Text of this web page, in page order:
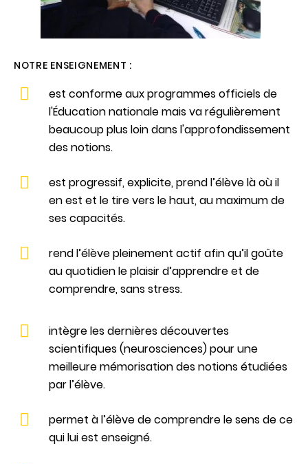
NOTRE ENSEIGNEMENT :
est conforme aux programmes officiels de
l'Éducation nationale mais va régulièrement
beaucoup plus loin dans l'approfondissement
des notions.
est progressif, explicite, prend l’élève là où il
en est et le tire vers le haut, au maximum de
ses capacités.
rend l’élève pleinement actif afin qu’il goûte
au quotidien le plaisir d’apprendre et de
comprendre, sans stress.
intègre les dernières découvertes
scientifiques (neurosciences) pour une
meilleure mémorisation des notions étudiées
par l’élève.
permet à l’élève de comprendre le sens de ce
qui lui est enseigné.